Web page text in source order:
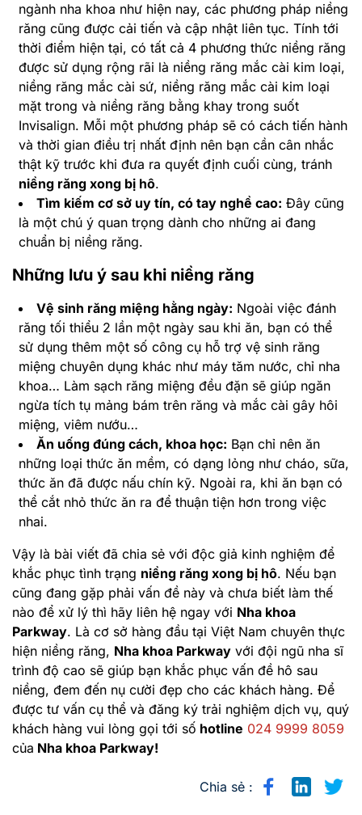
ngành nha khoa như hiện nay, các phương pháp niềng
răng cũng được cải tiến và cập nhật liên tục. Tính tới
thời điểm hiện tại, có tất cả 4 phương thức niềng răng
được sử dụng rộng rãi là niềng răng mắc cài kim loại,
niềng răng mắc cài sứ, niềng răng mắc cài kim loại
mặt trong và niềng răng bằng khay trong suốt
Invisalign. Mỗi một phương pháp sẽ có cách tiến hành
và thời gian điều trị nhất định nên bạn cần cân nhắc
thật kỹ trước khi đưa ra quyết định cuối cùng, tránh
niềng răng xong bị hô.
Tìm kiếm cơ sở uy tín, có tay nghề cao: Đây cũng
là một chú ý quan trọng dành cho những ai đang
chuẩn bị niềng răng.
Những lưu ý sau khi niềng răng
Vệ sinh răng miệng hằng ngày: Ngoài việc đánh
răng tối thiểu 2 lần một ngày sau khi ăn, bạn có thể
sử dụng thêm một số công cụ hỗ trợ vệ sinh răng
miệng chuyên dụng khác như máy tăm nước, chỉ nha
khoa… Làm sạch răng miệng đều đặn sẽ giúp ngăn
ngừa tích tụ mảng bám trên răng và mắc cài gây hôi
miệng, viêm nướu…
Ăn uống đúng cách, khoa học: Bạn chỉ nên ăn
những loại thức ăn mềm, có dạng lỏng như cháo, sữa,
thức ăn đã được nấu chín kỹ. Ngoài ra, khi ăn bạn có
thể cắt nhỏ thức ăn ra để thuận tiện hơn trong việc
nhai.
Vậy là bài viết đã chia sẻ với độc giả kinh nghiệm để
khắc phục tình trạng niềng răng xong bị hô. Nếu bạn
cũng đang gặp phải vấn đề này và chưa biết làm thế
nào để xử lý thì hãy liên hệ ngay với Nha khoa
Parkway. Là cơ sở hàng đầu tại Việt Nam chuyên thực
hiện niềng răng, Nha khoa Parkway với đội ngũ nha sĩ
trình độ cao sẽ giúp bạn khắc phục vấn đề hô sau
niềng, đem đến nụ cười đẹp cho các khách hàng. Để
được tư vấn cụ thể và đăng ký trải nghiệm dịch vụ, quý
khách hàng vui lòng gọi tới số hotline 024 9999 8059
của Nha khoa Parkway!
Chia sẻ :